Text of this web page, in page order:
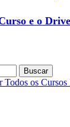
e o
Buscar
Todos os Cursos